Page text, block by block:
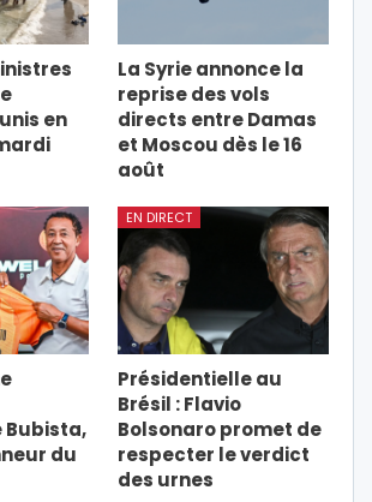
en
La Syrie annonce la
reprise des vols
directs entre Damas
et Moscou dès le 16
août
Bubista,
du
EN DIRECT
Présidentielle au
Brésil : Flavio
Bolsonaro promet de
respecter le verdict
des urnes